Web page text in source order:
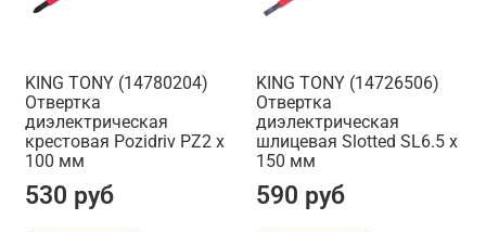
KING TONY (14780204)
Отвертка
диэлектрическая
крестовая Pozidriv PZ2 x
100 мм
530 руб
KING TONY (14726506)
Отвертка
диэлектрическая
шлицевая Slotted SL6.5 x
150 мм
590 руб